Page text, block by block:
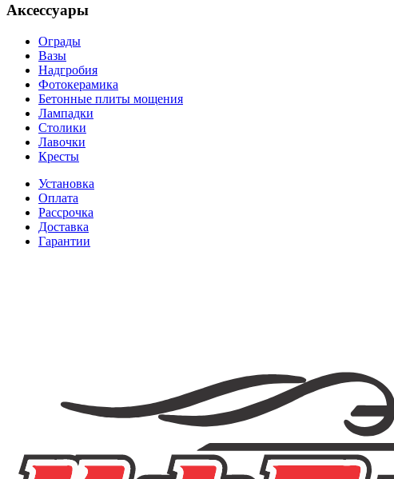
Аксессуары
Ограды
Вазы
Надгробия
Фотокерамика
Бетонные плиты мощения
Лампадки
Столики
Лавочки
Кресты
Установка
Оплата
Рассрочка
Доставка
Гарантии